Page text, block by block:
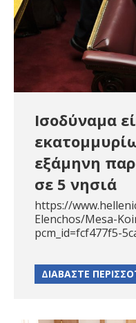
Ισοδύναμα
εξάμηνη
σε 5 νησιά
https://
Elenchos/Mesa-
pcm_id=fcf477f5-
ΔΙΑΒΑΣΤΕ